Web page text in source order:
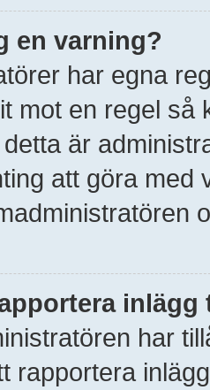
en varning?
har egna
mot en regel så
är
att göra med
har
rapportera